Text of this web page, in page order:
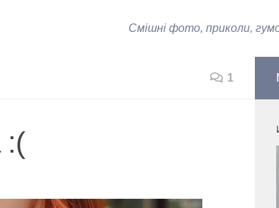
Смішні фото, приколи,
1
:(